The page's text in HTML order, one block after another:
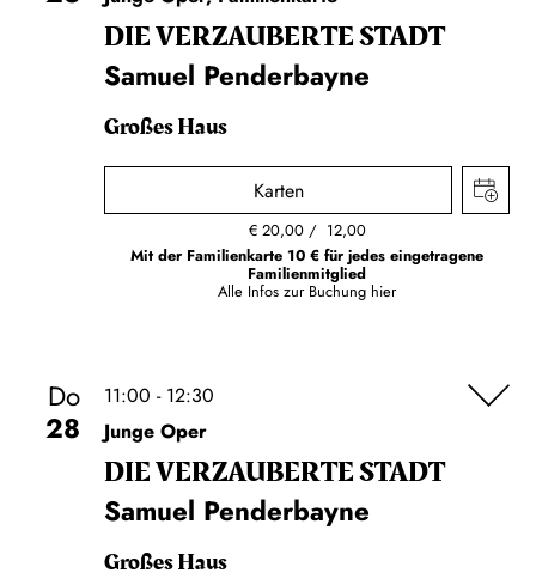
DIE VERZAUBERTE STADT
Samuel Penderbayne
Großes Haus
Karten
€ 20,00
12,00
Mit der Familienkarte 10 € für jedes eingetragene
Familienmitglied
Alle Infos zur Buchung hier
Do
28
11:00 - 12:30
Junge Oper
DIE VERZAUBERTE STADT
Samuel Penderbayne
Großes Haus